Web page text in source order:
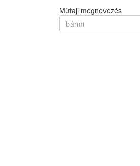
Műfaji megnevezés
bármi